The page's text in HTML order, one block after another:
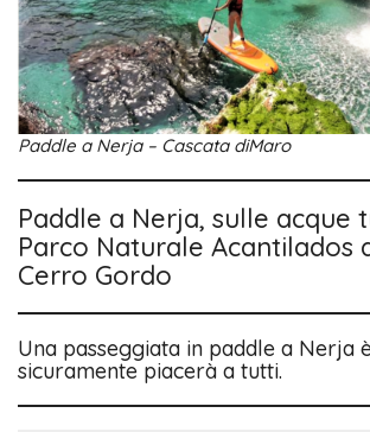
Paddle a Nerja – Cascata diMaro
Paddle a Nerja, sulle acque
Parco Naturale Acantilados
Cerro Gordo
Una passeggiata in paddle a Nerja
sicuramente piacerà a tutti.